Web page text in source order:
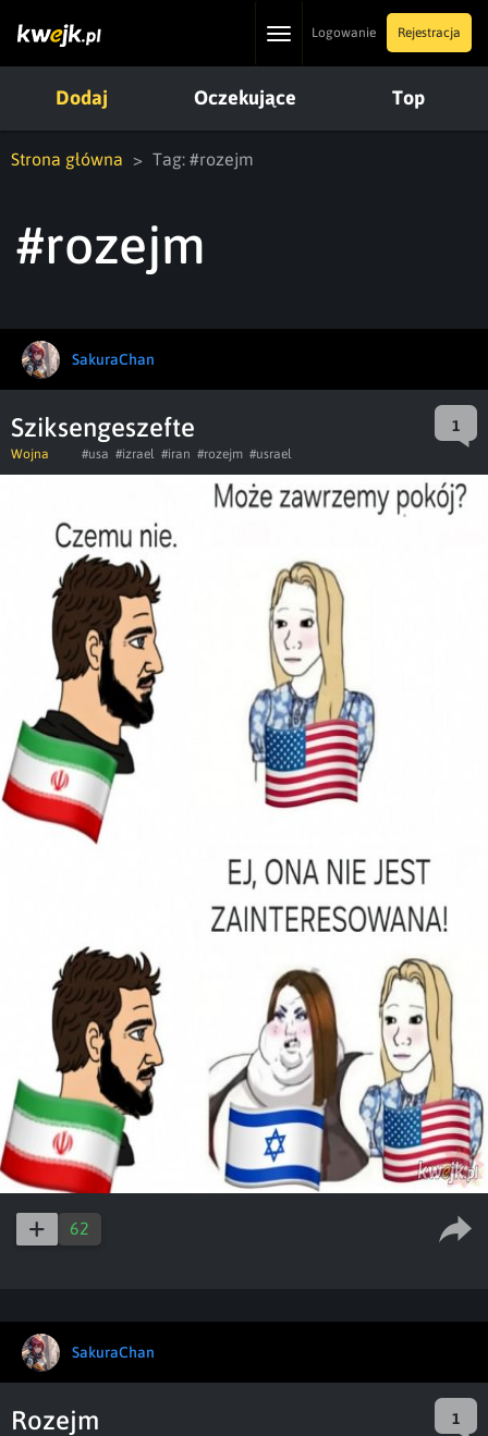
ToggleLogowanie Rejestracja
Dodaj Oczekujące Top
Strona główna Tag: #rozejm
#rozejm
SakuraChan
Sziksengeszefte 1
Wojna #usa #izrael #iran #rozejm #usrael
62
SakuraChan
Rozejm 1